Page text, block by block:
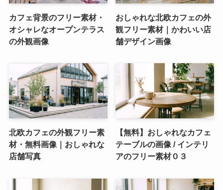
カフェ背景のフリー素材・
オシャレなオープンテラス
の外観画像
おしゃれな北欧カフェの外
観フリー素材｜かわいい店
舗デザイン画像
北欧カフェの外観フリー素
材・無料画像｜おしゃれな
店舗写真
【無料】おしゃれなカフェ
テーブルの画像 / インテリ
アのフリー素材０３